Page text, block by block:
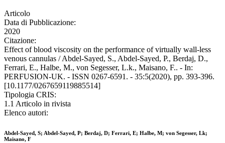
Articolo
Data di Pubblicazione:
2020
Citazione:
Effect of blood viscosity on the performance of virtually wall-less
venous cannulas / Abdel-Sayed, S., Abdel-Sayed, P., Berdaj, D.,
Ferrari, E., Halbe, M., von Segesser, L.k., Maisano, F.. - In:
PERFUSION-UK. - ISSN 0267-6591. - 35:5(2020), pp. 393-396.
[10.1177/0267659119885514]
Tipologia CRIS:
1.1 Articolo in rivista
Elenco autori:
Abdel-Sayed, S; Abdel-Sayed, P; Berdaj, D; Ferrari, E; Halbe, M; von Segesser, Lk;
Maisano, F